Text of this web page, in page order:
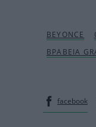
facebook